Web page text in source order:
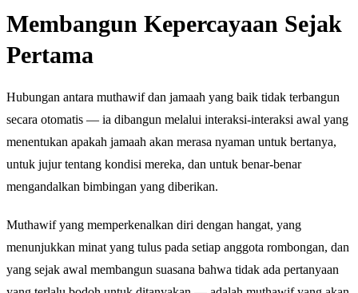
Membangun Kepercayaan Sejak
Pertama
Hubungan antara muthawif dan jamaah yang baik tidak terbangun
secara otomatis — ia dibangun melalui interaksi-interaksi awal yang
menentukan apakah jamaah akan merasa nyaman untuk bertanya,
untuk jujur tentang kondisi mereka, dan untuk benar-benar
mengandalkan bimbingan yang diberikan.
Muthawif yang memperkenalkan diri dengan hangat, yang
menunjukkan minat yang tulus pada setiap anggota rombongan, dan
yang sejak awal membangun suasana bahwa tidak ada pertanyaan